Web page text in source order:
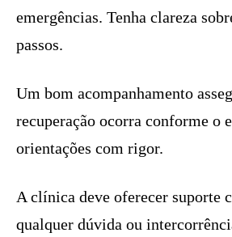
emergências. Tenha clareza
passos.
Um bom acompanhamento
recuperação ocorra conforme o
orientações com rigor.
A clínica deve oferecer suporte
qualquer dúvida ou